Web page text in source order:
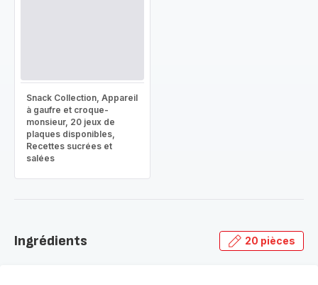
Snack Collection, Appareil
à gaufre et croque-
monsieur, 20 jeux de
plaques disponibles,
Recettes sucrées et
salées
Ingrédients 20 pièces